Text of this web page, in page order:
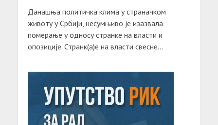
Данашња политичка клима у страначком
животу у Србији, несумњиво је изазвала
померање у односу странке на власти и
опозиције. Странк(а)е на власти свесне...